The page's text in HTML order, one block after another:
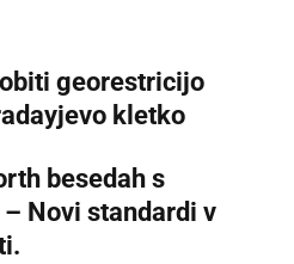
georestricijo
kletko
besedah s
Novi standardi v